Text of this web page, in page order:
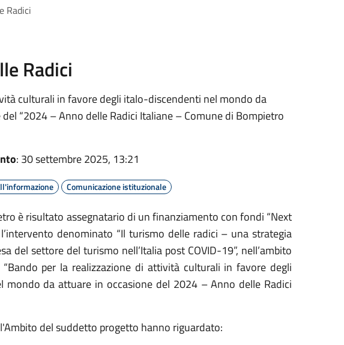
Radici
Radici
culturali in favore degli italo-discendenti nel mondo da
“2024 – Anno delle Radici Italiane – Comune di Bompietro
: 30 settembre 2025, 13:21
Comunicazione istituzionale
è risultato assegnatario di un finanziamento con fondi “Next
denominato “Il turismo delle radici – una strategia
del settore del turismo nell’Italia post COVID-19”, nell’ambito
“Bando per la realizzazione di attività culturali in favore degli
mondo da attuare in occasione del 2024 – Anno delle Radici
del suddetto progetto hanno riguardato: